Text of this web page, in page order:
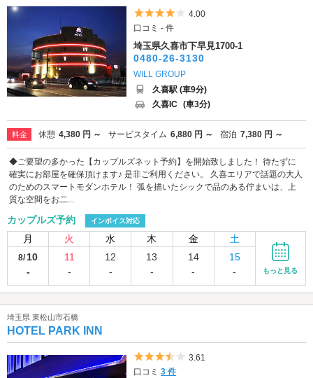
5つ星のうち4
4.00
口コミ - 件
埼玉県久喜市下早見1700-1
0480-26-3130
WILL GROUP
久喜駅 (車9分)
久喜IC (車3分)
料金 休憩 4,380 円 ～ サービスタイム 6,880 円 ～ 宿泊 7,380 円 ～
◆ご要望の多かった【カップルズネット予約】を開始致しました！ 待たずに
確実にお部屋を確保頂けます♪ 是非ご利用ください。 久喜エリアで話題の大人
のためのスマートモダンホテル！ 弧を描いたシックで品のある佇まいは、上
質な空間をお二...
カップルズ予約 インボイス対応
月 火 水 木 金 土
8/ 10
-
11
-
12
-
13
-
14
-
15
-
もっと見る
埼玉県 東松山市石橋
HOTEL PARK INN
5つ星のうち3.5
3.61
口コミ3 件